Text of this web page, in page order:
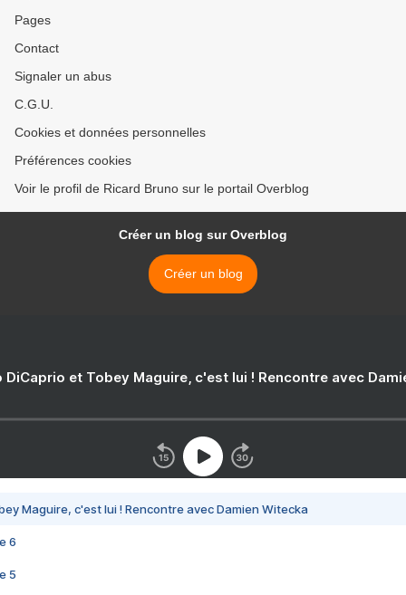
Pages
Contact
Signaler un abus
C.G.U.
Cookies et données personnelles
Préférences cookies
Voir le profil de Ricard Bruno sur le portail Overblog
Créer un blog sur Overblog
Créer un blog
DiCaprio et Tobey Maguire, c'est lui ! Rencontre avec
Maguire, c'est lui ! Rencontre avec Damien Witecka
6
5